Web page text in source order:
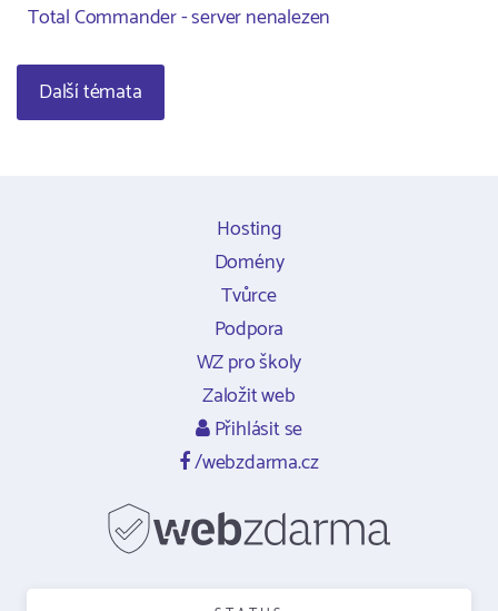
Total Commander - server nenalezen
Další témata
Hosting
Domény
Tvůrce
Podpora
WZ pro školy
Založit web
Přihlásit se
/webzdarma.cz